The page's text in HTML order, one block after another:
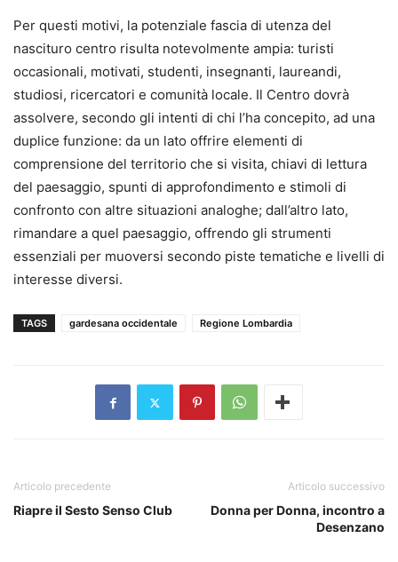
Per questi motivi, la potenziale fascia di utenza del
nascituro centro risulta notevolmente ampia: turisti
occasionali, motivati, studenti, insegnanti, laureandi,
studiosi, ricercatori e comunità locale. Il Centro dovrà
assolvere, secondo gli intenti di chi l’ha concepito, ad una
duplice funzione: da un lato offrire elementi di
comprensione del territorio che si visita, chiavi di lettura
del paesaggio, spunti di approfondimento e stimoli di
confronto con altre situazioni analoghe; dall’altro lato,
rimandare a quel paesaggio, offrendo gli strumenti
essenziali per muoversi secondo piste tematiche e livelli di
interesse diversi.
TAGS gardesana occidentale Regione Lombardia
Articolo precedente
Riapre il Sesto Senso Club
Articolo successivo
Donna per Donna, incontro a
Desenzano